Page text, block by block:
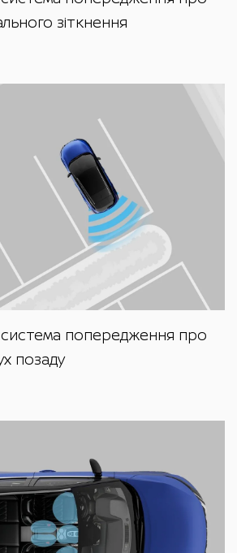
зіткнення
система попередження про
позаду